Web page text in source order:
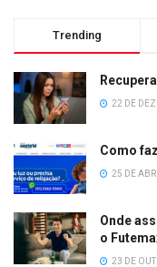
Trending
22 DE
Como
25 DE
Onde
o
23 DE